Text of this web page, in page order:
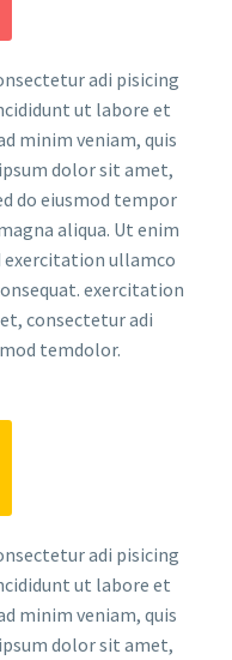
adi pisicing
ut labore et
minim veniam, quis
dolor sit amet,
do eiusmod tempor
aliqua. Ut enim
exercitation ullamco
exercitation
consectetur adi
temdolor.
adi pisicing
ut labore et
minim veniam, quis
dolor sit amet,